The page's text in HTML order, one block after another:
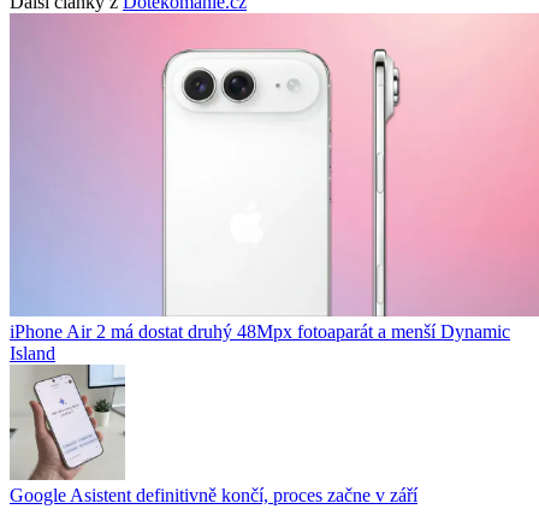
iPhone Air 2 má dostat druhý 48Mpx fotoaparát a menší Dynamic
Island
Google Asistent definitivně končí, proces začne v září